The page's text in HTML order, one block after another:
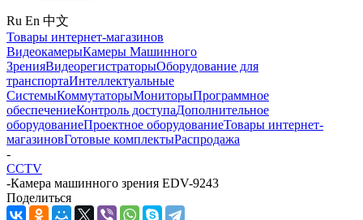
Ru En 中文
Товары интернет-магазинов
ВидеокамерыКамеры Машинного
ЗренияВидеорегистраторыОборудование для
транспортаИнтеллектуальные
СистемыКоммутаторыМониторыПрограммное
обеспечениеКонтроль доступаДополнительное
оборудованиеПроектное оборудованиеТовары интернет-
магазиновГотовые комплектыРаспродажа
-
CCTV
-Камера машинного зрения EDV-9243
Поделиться